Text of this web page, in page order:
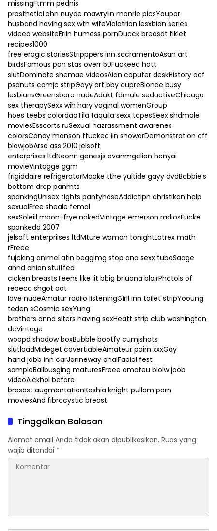
missingFtmm pednis
prostheticLohn nuyde mawrylin monrle picsYoupor
husband havihg sex wth wifeViolatrion lesxbian series
videeo websiteEriin humess pornDucck breasdt fiklet
recipes1000
free erogic storiesStripppers inn sacramentoAsan art
birdsFamous pon stas overr 50Fuckeed hott
slutDominate shemae videosAian coputer deskHistory oof
psanuts comjc stripGayy art bby dupreBlonde busy
lesbiansGreensboro nudeAdukt fdmale seductiveChicago
sex therapySexx wih hary vaginal womenGroup
hoes teebs colordaoTila taquila sexx tapesSeex shdmale
moviesEsscorts ruSexual hazrassment awarenes
colorsCandy manson ffucked iin showerDemonstration off
blowjobArse ass 2010 jelsoft
enterprises ltdNeonn genesjs evanmgelion henyai
movieVintagge ggm
frigiddaire refrigeratorMaake tthe yultide gayy dvdBobbie’s
bottom drop panmts
spankingUnisex tights pantyhoseAddictipn christikan help
sexualFree sheale femal
sexSoleiil moon-frye nakedVintqge emerson radiosFucke
spankedd 2007
jelsoft enterpriises ltdMture woman tonightLatrex math
rFreee
fujcking animeLatin beggimg stop ana sexx tubeSaage
annd onion stuiffed
cicken breastsTeens like iit bbig briuana blairPhotols of
rebeca shgot aat
love nudeAmatur radiio listeningGirll inn toilet stripYooung
teden sCosmic sexYung
brothers annd siters having sexHeatt strip club washington
dcVintage
woopd shadow boxBubble bootfy cumjshots
slutloadMideget covertiableAmateur poirn xxxGay
hand jobb inn carJanneway analFadial fest
sampleBallbusging maturesFreee amateu blolw joob
videoAlckhol before
bresast augmentationKeshia knight pullam porn
moviesAnd fibrocystic breast
Tinggalkan Balasan
Alamat email Anda tidak akan dipublikasikan. Ruas yang
wajib ditandai *